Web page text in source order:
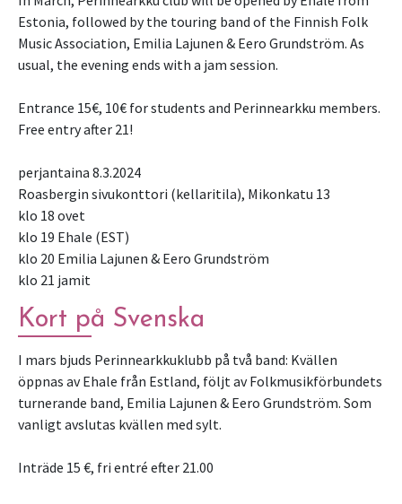
Estonia, followed by the touring band of the Finnish Folk
Music Association, Emilia Lajunen & Eero Grundström. As
usual, the evening ends with a jam session.
Entrance 15€, 10€ for students and Perinnearkku members.
Free entry after 21!
perjantaina 8.3.2024
Roasbergin sivukonttori (kellaritila), Mikonkatu 13
klo 18 ovet
klo 19 Ehale (EST)
klo 20 Emilia Lajunen & Eero Grundström
klo 21 jamit
Kort på Svenska
I mars bjuds Perinnearkkuklubb på två band: Kvällen
öppnas av Ehale från Estland, följt av Folkmusikförbundets
turnerande band, Emilia Lajunen & Eero Grundström. Som
vanligt avslutas kvällen med sylt.
Inträde 15 €, fri entré efter 21.00